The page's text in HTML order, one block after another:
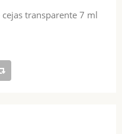
cejas transparente 7 ml